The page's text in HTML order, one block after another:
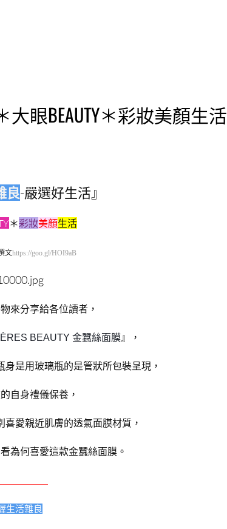
眼BEAUTY＊彩妝美顏生活
良-嚴選好生活』
＊彩妝美顏生活
文https://goo.gl/HOI9aB
來分享給各位讀者，
BEAUTY 金蠶絲面膜』，
是用玻璃瓶的是管狀所包裝呈現，
自身禮儀保養，
愛親近肌膚的透氣面膜材質，
為何喜愛這款金蠶絲面膜。
生活雜良